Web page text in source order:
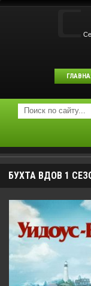
БУХТА ВДОВ 1